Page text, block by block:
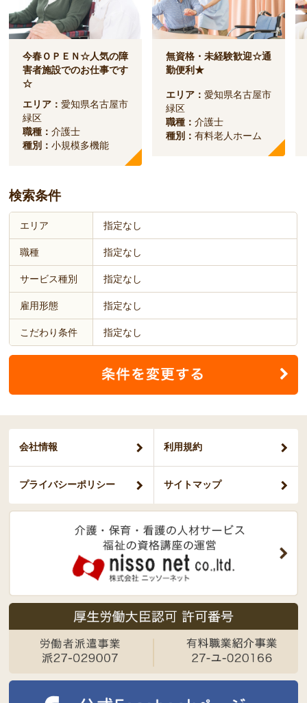
今春ＯＰＥＮ☆人気の障
害者施設でのお仕事です
☆
エリア：愛知県名古屋市
緑区
職種：介護士
種別：小規模多機能
無資格・未経験歓迎☆通
勤便利★
エリア：愛知県名古屋市
緑区
職種：介護士
種別：有料老人ホーム
検索条件
エリア 指定なし
職種 指定なし
サービス種別 指定なし
雇用形態 指定なし
こだわり条件 指定なし
会社情報 利用規約
プライバシーポリシー サイトマップ